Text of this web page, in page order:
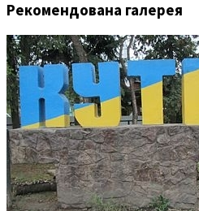
Рекомендована галерея